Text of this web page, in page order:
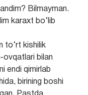
Bilmayman.
karaxt bo‘lib
to‘rt kishilik
ovqatlari bilan
endi qimirlab
birining boshi